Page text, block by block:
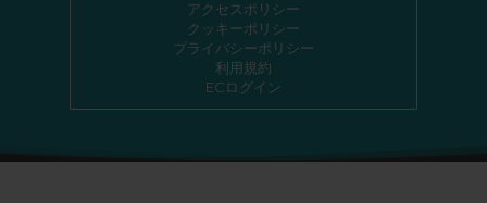
アクセスポリシー
クッキーポリシー
プライバシーポリシー
利用規約
ECログイン